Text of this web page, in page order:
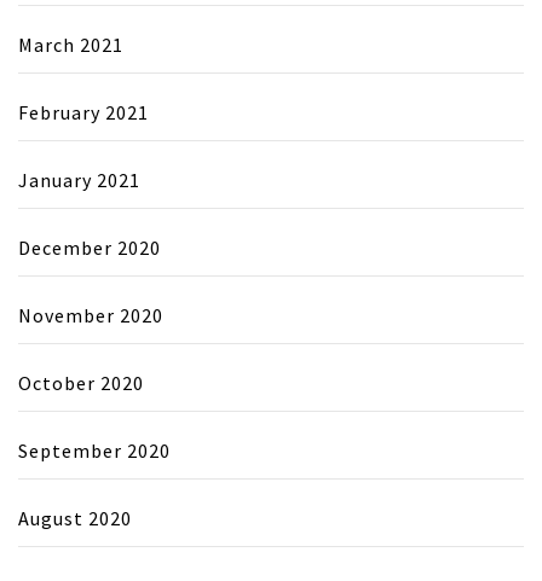
March 2021
February 2021
January 2021
December 2020
November 2020
October 2020
September 2020
August 2020